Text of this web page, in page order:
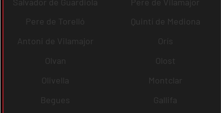
Pere de Torelló
Quintí de Mediona
Antoni de Vilamajor
Orís
Olvan
Olost
Olivella
Montclar
Begues
Gallifa